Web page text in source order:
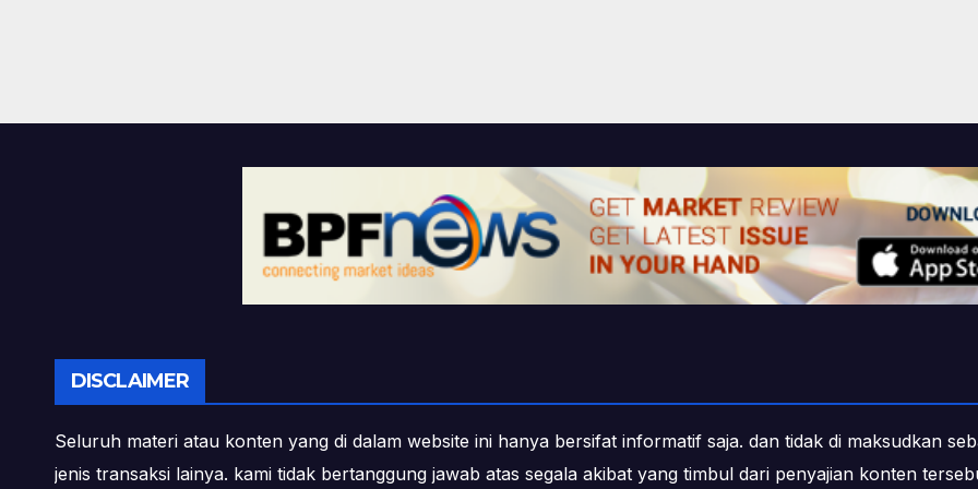
DISCLAIMER
Seluruh materi atau konten yang di dalam website ini hanya bersifat informatif saja. dan tidak di maksudkan
jenis transaksi lainya. kami tidak bertanggung jawab atas segala akibat yang timbul dari penyajian konten